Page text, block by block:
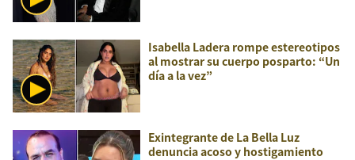
Isabella Ladera rompe estereotipos
al mostrar su cuerpo posparto: “Un
día a la vez”
Exintegrante de La Bella Luz
denuncia acoso y hostigamiento